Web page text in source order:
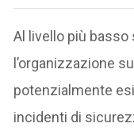
Al livello più
l’organizzazione
potenzialmente
incidenti di